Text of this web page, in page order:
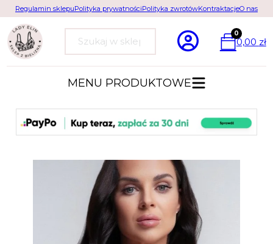
Regulamin sklepuPolityka prywatnościPolityka zwrotówKontraktacjeO nas
Szukaj
0
0,00 zł
MENU PRODUKTOWE